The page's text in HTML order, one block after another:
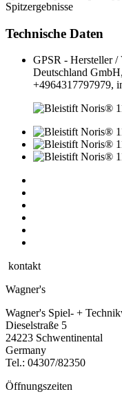
Spitzergebnisse
Technische Daten
GPSR - Hersteller /
Deutschland
+4964317797979,
kontakt
Wagner's
Wagner's Spiel- +
Dieselstraße 5
24223 Schwentinental
Germany
Tel.: 04307/82350
Öffnungszeiten